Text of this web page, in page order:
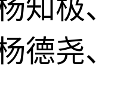
知极、
德尧、